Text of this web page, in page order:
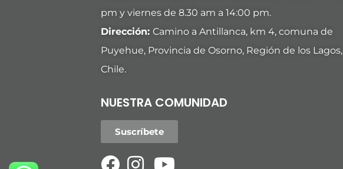
pm y viernes de 8.30 am a 14:00 pm.
Dirección: Camino a Antillanca, km 4, comuna de
Puyehue, Provincia de Osorno, Región de los Lagos,
Chile.
NUESTRA COMUNIDAD
Suscríbete